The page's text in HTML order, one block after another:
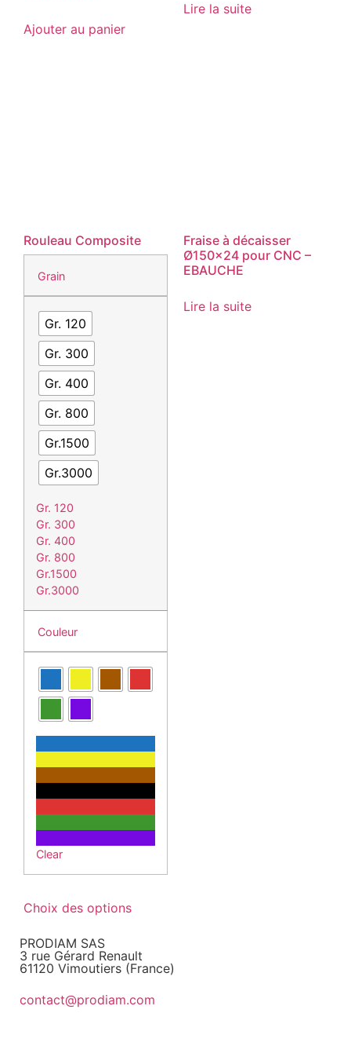
Ajouter au panier
Lire la suite
Rouleau Composite
Grain
Gr. 120
Gr. 300
Gr. 400
Gr. 800
Gr.1500
Gr.3000
Gr. 120
Gr. 300
Gr. 400
Gr. 800
Gr.1500
Gr.3000
Couleur
Clear
Choix des options
Fraise à décaisser
Ø150×24 pour CNC –
EBAUCHE
Lire la suite
PRODIAM SAS
3 rue Gérard Renault
61120 Vimoutiers (France)
contact@prodiam.com